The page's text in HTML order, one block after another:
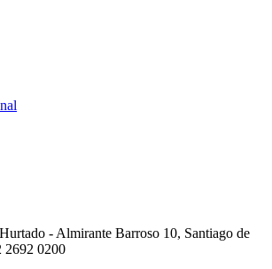
- Almirante Barroso 10, Santiago de
2692 0200